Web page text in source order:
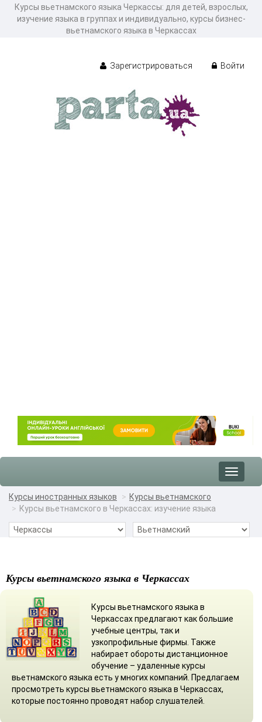
Курсы вьетнамского языка Черкассы: для детей, взрослых,
изучение языка в группах и индивидуально, курсы бизнес-
вьетнамского языка в Черкассах
Зарегистрироваться Войти
Toggle
Курсы иностранных языков
Курсы вьетнамского
Курсы вьетнамского в Черкассах: изучение языка
Курсы вьетнамского языка в Черкассах
Курсы вьетнамского языка в
Черкассах предлагают как большие
учебные центры, так и
узкопрофильные фирмы. Также
набирает обороты дистанционное
обучение – удаленные курсы
вьетнамского языка есть у многих компаний. Предлагаем
просмотреть курсы вьетнамского языка в Черкассах,
которые постоянно проводят набор слушателей.